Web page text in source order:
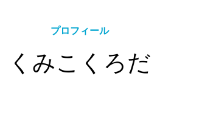
プロフィール
くみこくろだ